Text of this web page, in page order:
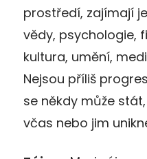
prostředí, zajímají
vědy, psychologie,
kultura, umění,
Nejsou příliš
se někdy může
včas nebo jim